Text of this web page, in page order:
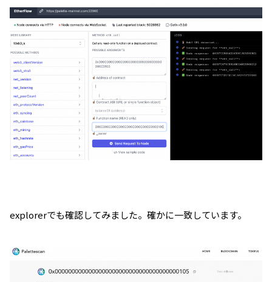
explorerでも確認してみました。確かに一致しています。